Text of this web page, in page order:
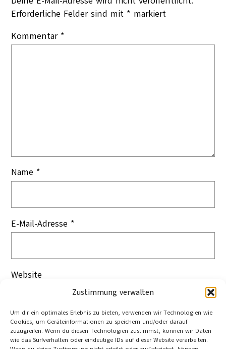
Zustimmung verwalten
Um dir ein optimales Erlebnis zu bieten, verwenden wir Technologien wie
Cookies, um Geräteinformationen zu speichern und/oder darauf
zuzugreifen. Wenn du diesen Technologien zustimmst, können wir Daten
wie das Surfverhalten oder eindeutige IDs auf dieser Website verarbeiten.
Erforderliche Felder sind mit * markiert
Kommentar *
Name *
E-Mail-Adresse *
Website